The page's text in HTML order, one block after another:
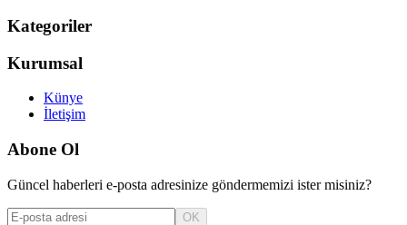
Kategoriler
Kurumsal
Künye
İletişim
Abone Ol
Güncel haberleri e-posta adresinize göndermemizi ister misiniz?
OK